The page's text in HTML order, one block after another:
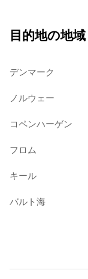
目的地の地域
デンマーク
ノルウェー
コペンハーゲン
フロム
キール
バルト海